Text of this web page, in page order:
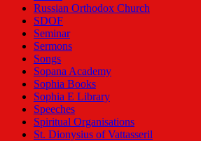
Russian Orthodox Church
SDOF
Seminar
Sermons
Songs
Sopana Academy
Sophia Books
Sophia E Library
Speeches
Spiritual Organisations
St. Dionysius of Vattasseril